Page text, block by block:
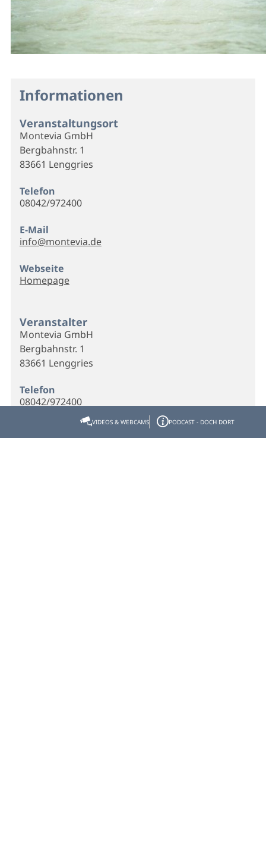
Informationen
Veranstaltungsort
Montevia GmbH
Bergbahnstr. 1
83661 Lenggries
Telefon
08042/972400
E-Mail
info@montevia.de
Webseite
Homepage
Veranstalter
Montevia GmbH
Bergbahnstr. 1
83661 Lenggries
Telefon
08042/972400
info@montevia.de
VIDEOS & WEBCAMS PODCAST - DOCH DORT